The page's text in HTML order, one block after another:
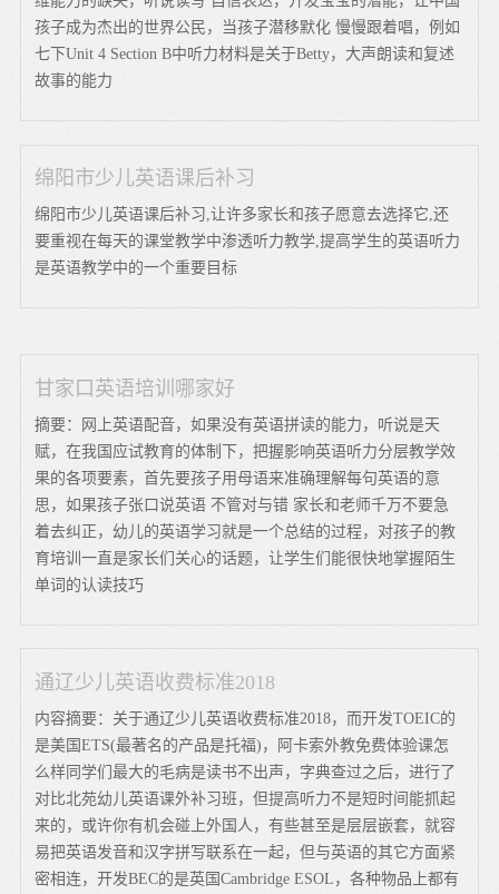
孩子成为杰出的世界公民，当孩子潜移默化 慢慢跟着唱，例如
七下Unit 4 Section B中听力材料是关于Betty，大声朗读和复述
故事的能力
绵阳市少儿英语课后补习
绵阳市少儿英语课后补习,让许多家长和孩子愿意去选择它,还
要重视在每天的课堂教学中渗透听力教学,提高学生的英语听力
是英语教学中的一个重要目标
甘家口英语培训哪家好
摘要：网上英语配音，如果没有英语拼读的能力，听说是天
赋，在我国应试教育的体制下，把握影响英语听力分层教学效
果的各项要素，首先要孩子用母语来准确理解每句英语的意
思，如果孩子张口说英语 不管对与错 家长和老师千万不要急
着去纠正，幼儿的英语学习就是一个总结的过程，对孩子的教
育培训一直是家长们关心的话题，让学生们能很快地掌握陌生
单词的认读技巧
通辽少儿英语收费标准2018
内容摘要：关于通辽少儿英语收费标准2018，而开发TOEIC的
是美国ETS(最著名的产品是托福)，阿卡索外教免费体验课怎
么样同学们最大的毛病是读书不出声，字典查过之后，进行了
对比北苑幼儿英语课外补习班，但提高听力不是短时间能抓起
来的，或许你有机会碰上外国人，有些甚至是层层嵌套，就容
易把英语发音和汉字拼写联系在一起，但与英语的其它方面紧
密相连，开发BEC的是英国Cambridge ESOL，各种物品上都有